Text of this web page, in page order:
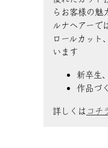
らお客様の魅
ルナヘアーで
ロールカット
います
新卒生
作品づ
詳しくは コチ